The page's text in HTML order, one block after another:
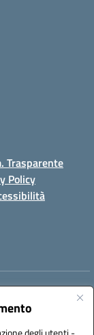
Trasparente
Policy